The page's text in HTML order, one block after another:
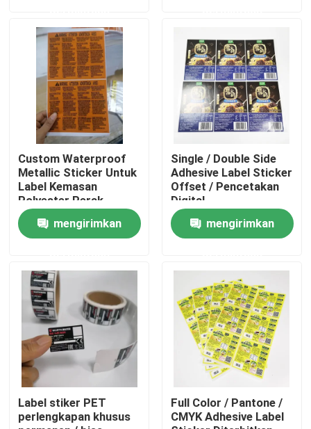
Rumah
Tentang kita
Kontak
Produk
Stiker label perekat
Label Ritel Kustom
Label Perekat Makanan
Label Botol Minuman
Label Kosmetik Tahan Air
Custom Waterproof
Metallic Sticker Untuk
Label Kemasan
Polyester Perak
mengirimkan
Single / Double Side
Adhesive Label Sticker
Offset / Pencetakan
Digital
mengirimkan
Label stiker PET
perlengkapan khusus
Full Color / Pantone /
CMYK Adhesive Label